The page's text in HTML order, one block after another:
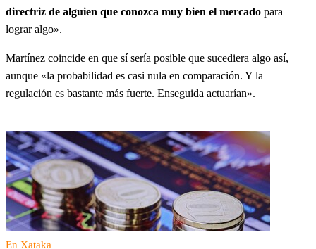
directriz de alguien que conozca muy bien el mercado para
lograr algo».
Martínez coincide en que sí sería posible que sucediera algo así,
aunque «la probabilidad es casi nula en comparación. Y la
regulación es bastante más fuerte. Enseguida actuarían».
En Xataka